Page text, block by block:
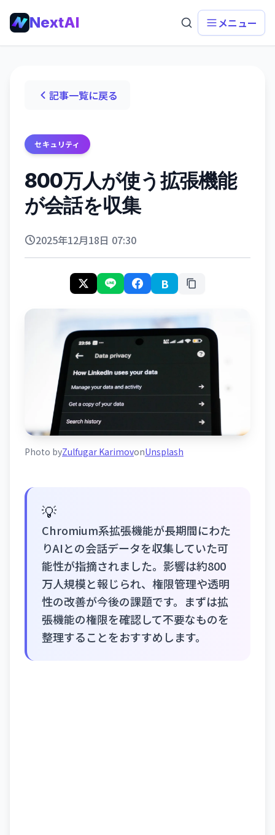
NextAI メニュー
記事一覧に戻る
セキュリティ
800万人が使う拡張機能
が会話を収集
2025年12月18日 07:30
B
Photo byZulfugar KarimovonUnsplash
💡
Chromium系拡張機能が長期間にわた
りAIとの会話データを収集していた可
能性が指摘されました。影響は約800
万人規模と報じられ、権限管理や透明
性の改善が今後の課題です。まずは拡
張機能の権限を確認して不要なものを
整理することをおすすめします。